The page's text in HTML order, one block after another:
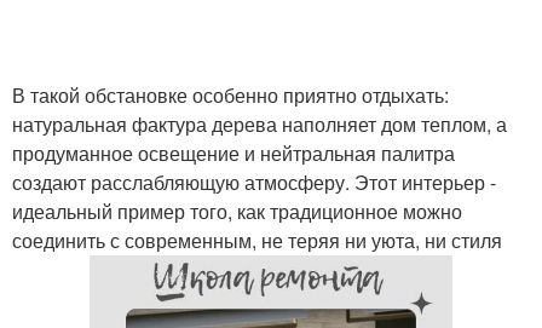
В такой обстановке особенно приятно отдыхать:
натуральная фактура дерева наполняет дом теплом, а
продуманное освещение и нейтральная палитра
создают расслабляющую атмосферу. Этот интерьер -
идеальный пример того, как традиционное можно
соединить с современным, не теряя ни уюта, ни стиля